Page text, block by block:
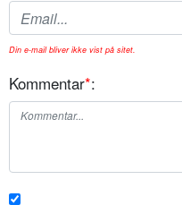
Din e-mail bliver ikke vist på sitet.
Kommentar*: